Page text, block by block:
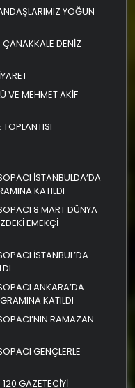
YOĞUN
DENİZ
VE MEHMET AKİF
TOPLANTISI
İSTANBULDA’DA
KATILDI
8 MART DÜNYA
EMEKÇİ
İSTANBUL’DA
ANKARA’DA
KATILDI
RAMAZAN
GENÇLERLE
120 GAZETECİYİ